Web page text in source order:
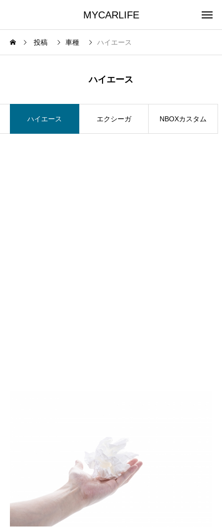
MYCARLIFE
投稿 車種 ハイエース
ハイエース
ハイエース エクシーガ NBOXカスタム